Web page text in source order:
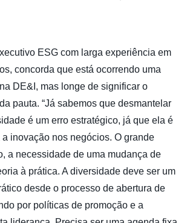
ESG com larga experiência em
concorda que está ocorrendo uma
DE&I, mas longe de significar o
pauta. “Já sabemos que desmantelar
é um erro estratégico, já que ela é
inovação nos negócios. O grande
a necessidade de uma mudança de
à prática. A diversidade deve ser um
desde o processo de abertura de
por políticas de promoção e a